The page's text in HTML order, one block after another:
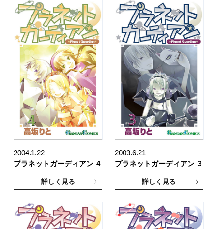
2004.1.22
プラネットガーディアン 4
詳しく見る
2003.6.21
プラネットガーディアン 3
詳しく見る